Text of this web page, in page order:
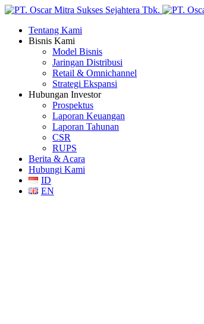
Tentang Kami
Bisnis Kami
Model Bisnis
Jaringan Distribusi
Retail & Omnichannel
Strategi Ekspansi
Hubungan Investor
Prospektus
Laporan Keuangan
Laporan Tahunan
CSR
RUPS
Berita & Acara
Hubungi Kami
ID
EN